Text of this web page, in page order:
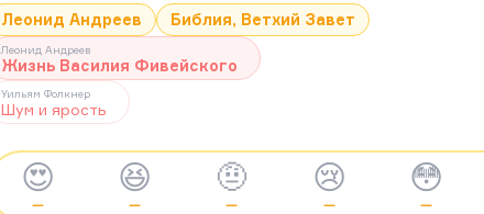
Леонид Андреев Библия, Ветхий Завет
Леонид Андреев
Жизнь Василия Фивейского
Уильям Фолкнер
Шум и ярость
😍
—
😆
—
🤨
—
😢
—
😳
—